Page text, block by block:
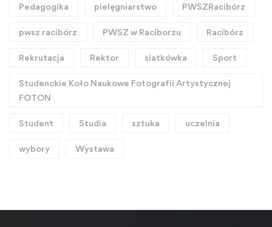
Pedagogika pielęgniarstwo PWSZRacibórz
pwsz racibórz PWSZ w Raciborzu Racibórz
Rekrutacja Rektor siatkówka Sport
Studenckie Koło Naukowe Fotografii Artystycznej
FOTON
Student Studia sztuka uczelnia
wybory Wystawa